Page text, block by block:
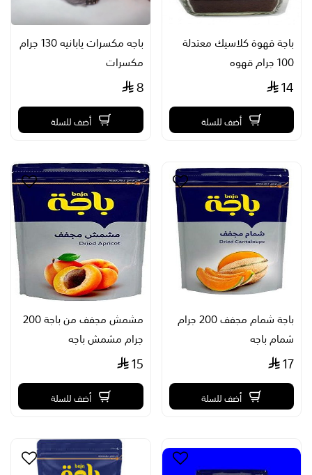
باجة قهوة كلاسيك معتدلة
100 جرام قهوه
14
أضف للسلة
باجه مكسرات يابانيه 130 جرام
مكسرات
8
أضف للسلة
باجة شمام مجفف 200 جرام
شمام باجه
17
أضف للسلة
مشمش مجفف من باجة 200
جرام مشمش باجه
15
أضف للسلة